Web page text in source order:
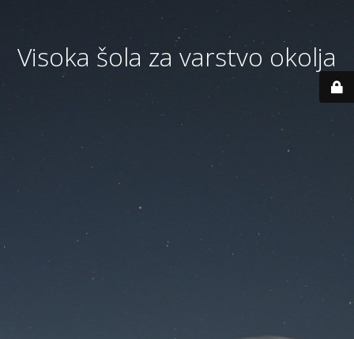
Visoka šola za varstvo okolja